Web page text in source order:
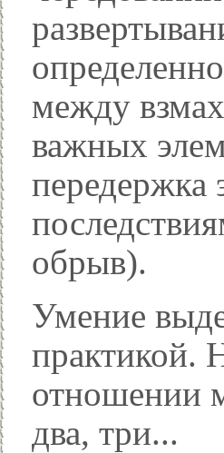
между
важных
передержка
обрыв).
Умение
практикой.
отношении
два, три...